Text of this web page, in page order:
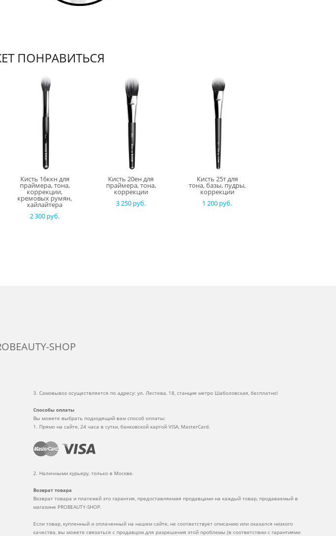
ПОНРАВИТЬСЯ
Кисть 16ккн для
праймера, тона,
коррекции,
кремовых румян,
хайлайтера
2 300 pуб.
Кисть 20ен для
праймера, тона,
коррекции
3 250 pуб.
Кисть 25т для
тона, базы, пудры,
коррекции
1 200 pуб.
SHOP
3. Самовывоз осуществляется по адресу: ул. Лестева, 18, станция метро Шаболовская, бесплатно!
Способы оплаты
Вы можете выбрать подходящий вам способ оплаты:
1. Прямо на сайте, 24 часа в сутки, банковской картой VISA, MasterCard.
2. Наличными курьеру, только в Москве.
Возврат товара
Возврат товара и платежей это гарантия, предоставляемая продавцами на каждый товар, продаваемый в
магазине PROBEAUTY-SHOP.
Если товар, купленный и оплаченный на нашем сайте, не соответствует описанию или оказался низкого
качества, вы можете связаться с продавцом для разрешения этой проблемы (в соответствии с гарантиями